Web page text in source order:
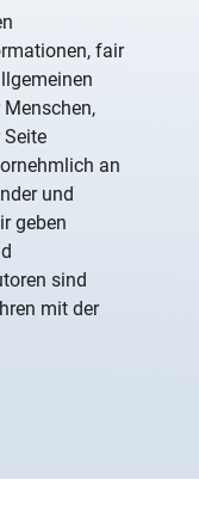
fair
an
und
geben
sind
mit der